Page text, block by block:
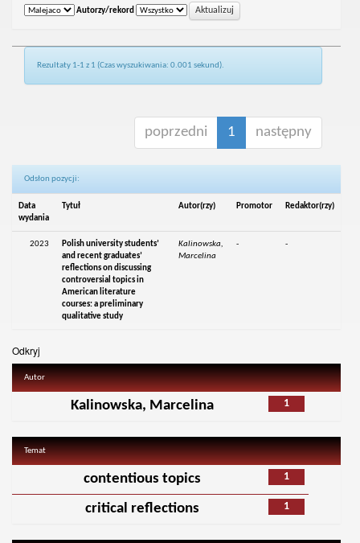
Autorzy/rekord
Rezultaty 1-1 z 1 (Czas wyszukiwania: 0.001 sekund).
poprzedni 1 następny
Odsłon pozycji:
Data
wydania
Tytuł Autor(rzy) Promotor Redaktor(rzy)
2023
Polish university students’
and recent graduates’
reflections on discussing
controversial topics in
American literature
courses: a preliminary
qualitative study
Kalinowska,
Marcelina
- -
Odkryj
Autor
1
Kalinowska, Marcelina
Temat
1
contentious topics
1
critical reflections